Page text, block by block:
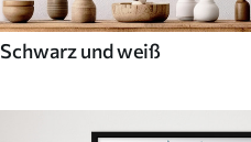
Schwarz und weiß